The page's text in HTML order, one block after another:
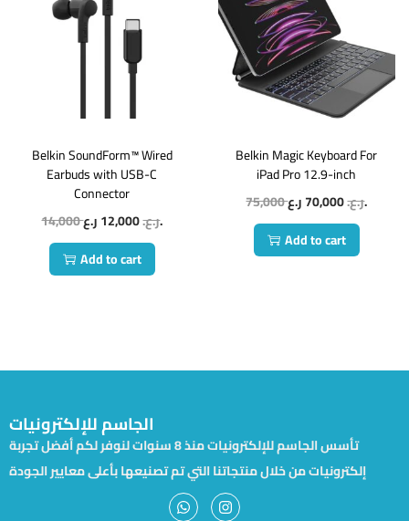
Belkin SoundForm™ Wired
Earbuds with USB-C
Connector
14,000
ر.ع.12,000
ر.ع.
Add to cart
Belkin Magic Keyboard For
iPad Pro 12.9-inch
75,000
ر.ع.70,000
ر.ع.
Add to cart
الجاسم للإلكترونيات
تأسس الجاسم للإلكترونيات منذ 8 سنوات لنوفر لكم أفضل تجربة
إلكترونيات من خلال منتجاتنا التي تم تصنيعها بأعلى معايير الجودة